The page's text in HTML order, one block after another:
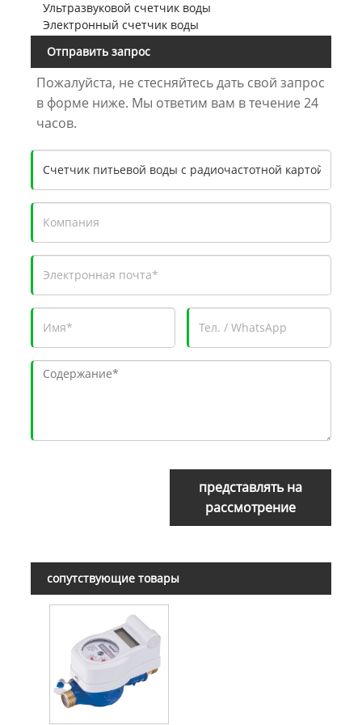
Ультразвуковой счетчик воды
Электронный счетчик воды
Отправить запрос
Пожалуйста, не стесняйтесь дать свой запрос
в форме ниже. Мы ответим вам в течение 24
часов.
представлять на
рассмотрение
сопутствующие товары